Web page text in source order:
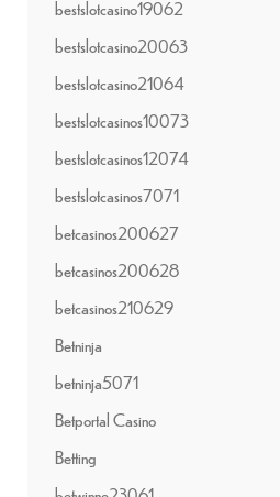
bestslotcasino19062
bestslotcasino20063
bestslotcasino21064
bestslotcasinos10073
bestslotcasinos12074
bestslotcasinos7071
betcasinos200627
betcasinos200628
betcasinos210629
Betninja
betninja5071
Betportal Casino
Betting